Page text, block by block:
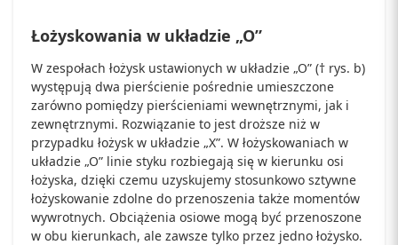
Łożyskowania w układzie „O”
W zespołach łożysk ustawionych w układzie „O” († rys. b)
występują dwa pierścienie pośrednie umieszczone
zarówno pomiędzy pierścieniami wewnętrznymi, jak i
zewnętrznymi. Rozwiązanie to jest droższe niż w
przypadku łożysk w układzie „X”. W łożyskowaniach w
układzie „O” linie styku rozbiegają się w kierunku osi
łożyska, dzięki czemu uzyskujemy stosunkowo sztywne
łożyskowanie zdolne do przenoszenia także momentów
wywrotnych. Obciążenia osiowe mogą być przenoszone
w obu kierunkach, ale zawsze tylko przez jedno łożysko.